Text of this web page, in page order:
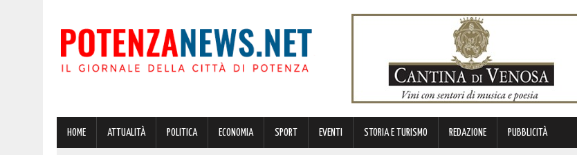
HOME ATTUALITÀ POLITICA ECONOMIA SPORT EVENTI STORIA E TURISMO REDAZIONE PUBBLICITÀ